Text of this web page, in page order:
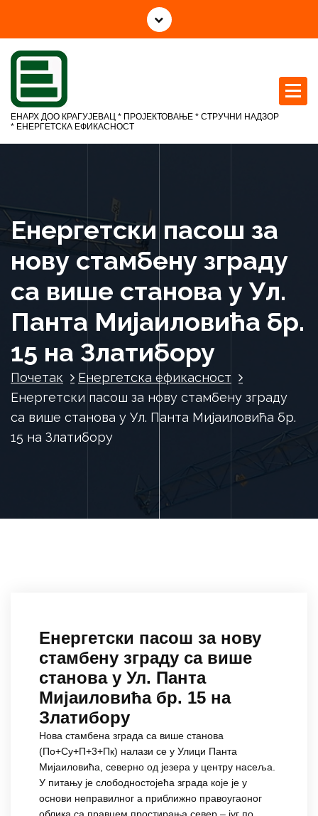
о
а
а
ј
ЕНАРХ ДОО КРАГУЈЕВАЦ * ПРОЈЕКТОВАЊЕ * СТРУЧНИ НАДЗОР
* ЕНЕРГЕТСКА ЕФИКАСНОСТ
Енергетски пасош за
нову стамбену зграду
са више станова у Ул.
Панта Мијаиловића бр.
15 на Златибору
Почетак
Енергетска ефикасност
Енергетски пасош за нову стамбену зграду
са више станова у Ул. Панта Мијаиловића бр.
15 на Златибору
Енергетски пасош за нову
стамбену зграду са више
станова у Ул. Панта
Мијаиловића бр. 15 на
Златибору
Нова стамбена зграда са више станова
(По+Су+П+3+Пк) налази се у Улици Панта
Мијаиловића, северно од језера у центру насеља.
У питању је слободностојећа зграда које је у
основи неправилног а приближно правоугаоног